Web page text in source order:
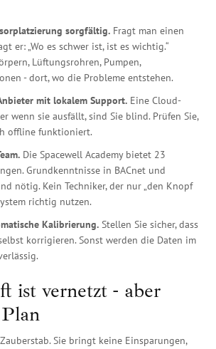
sorgfältig. Fragt man einen
er: „Wo es schwer ist, ist es wichtig.“
Lüftungsrohren, Pumpen,
- dort, wo die Probleme entstehen.
mit lokalem Support. Eine Cloud-
wenn sie ausfällt, sind Sie blind. Prüfen Sie,
offline funktioniert.
Die Spacewell Academy bietet 23
Grundkenntnisse in BACnet und
nötig. Kein Techniker, der nur „den Knopf
richtig nutzen.
Kalibrierung. Stellen Sie sicher, dass
korrigieren. Sonst werden die Daten im
ist vernetzt - aber
Sie bringt keine Einsparungen,